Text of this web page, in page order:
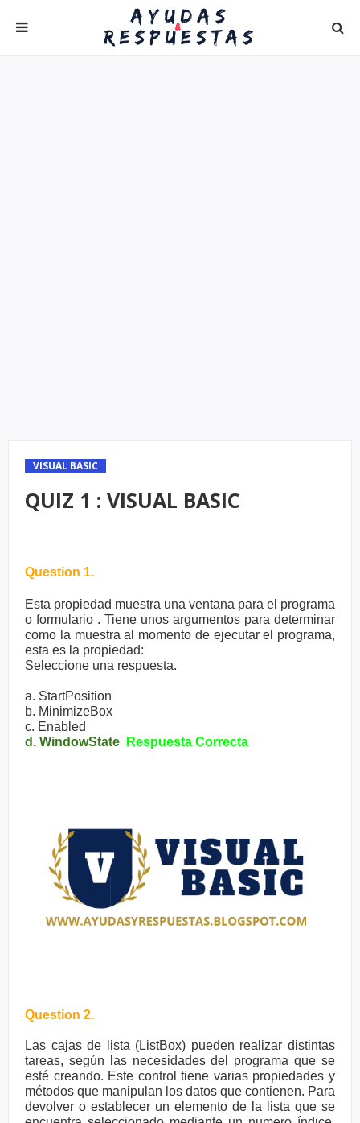
VISUAL BASIC
QUIZ 1 : VISUAL BASIC
Question 1.
Esta propiedad muestra una ventana para el programa
o formulario . Tiene unos argumentos para determinar
como la muestra al momento de ejecutar el programa,
esta es la propiedad:
Seleccione una respuesta.
a. StartPosition
b. MinimizeBox
c. Enabled
d. WindowState
Respuesta Correcta
Question 2.
Las cajas de lista (ListBox) pueden realizar distintas
tareas, según las necesidades del programa que se
esté creando. Este control tiene varias propiedades y
métodos que manipulan los datos que contienen. Para
devolver o establecer un elemento de la lista que se